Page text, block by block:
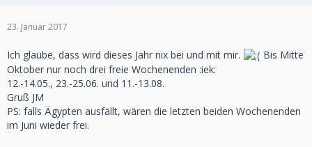
23. Januar 2017
Ich glaube, dass wird dieses Jahr nix bei und mit mir.
Bis Mitte
Oktober nur noch drei freie Wochenenden :iek:
12.-14.05., 23.-25.06. und 11.-13.08.
Gruß JM
PS: falls Ägypten ausfällt, wären die letzten beiden Wochenenden
im Juni wieder frei.